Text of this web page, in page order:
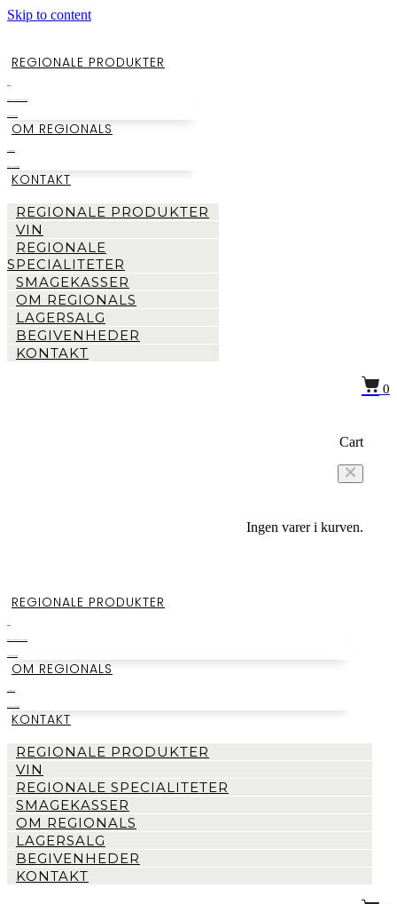
Skip to content
REGIONALE PRODUKTER
OM REGIONALS
KONTAKT
REGIONALE PRODUKTER
VIN
REGIONALE
SPECIALITETER
SMAGEKASSER
OM REGIONALS
LAGERSALG
BEGIVENHEDER
KONTAKT
0
Cart
Ingen varer i kurven.
REGIONALE PRODUKTER
OM REGIONALS
KONTAKT
REGIONALE PRODUKTER
VIN
REGIONALE SPECIALITETER
SMAGEKASSER
OM REGIONALS
LAGERSALG
BEGIVENHEDER
KONTAKT